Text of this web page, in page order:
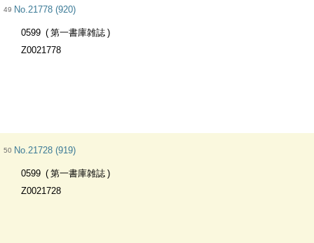
49 No.21778 (920)
0599
第一書庫雑誌
Z0021778
50 No.21728 (919)
0599
第一書庫雑誌
Z0021728